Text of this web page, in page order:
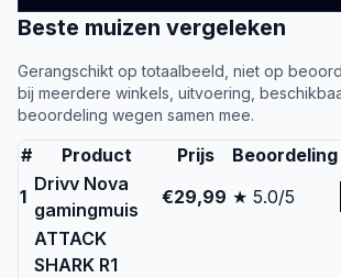
Beste muizen vergeleken
Gerangschikt op totaalbeeld, niet op
bij meerdere winkels, uitvoering,
beoordeling wegen samen mee.
# Product Prijs Beoordeling
1
Drivv Nova
gamingmuis
€29,99 ★ 5.0/5
ATTACK
SHARK R1